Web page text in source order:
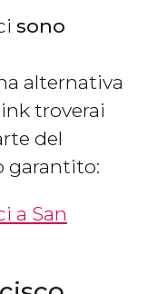
sono
alternativa
troverai
del
garantito:
a San